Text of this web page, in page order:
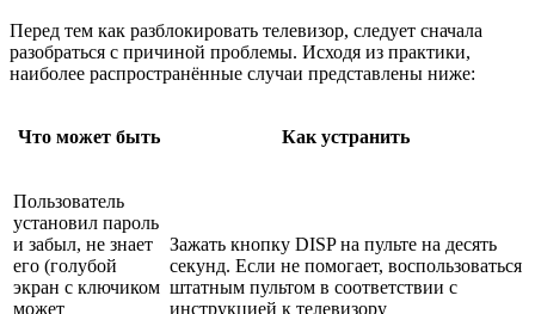
Перед тем как разблокировать телевизор, следует сначала
разобраться с причиной проблемы. Исходя из практики,
наиболее распространённые случаи представлены ниже:
Что может быть Как устранить
Пользователь
установил пароль
и забыл, не знает
его (голубой
экран с ключиком
может
Зажать кнопку DISP на пульте на десять
секунд. Если не помогает, воспользоваться
штатным пультом в соответствии с
инструкцией к телевизору